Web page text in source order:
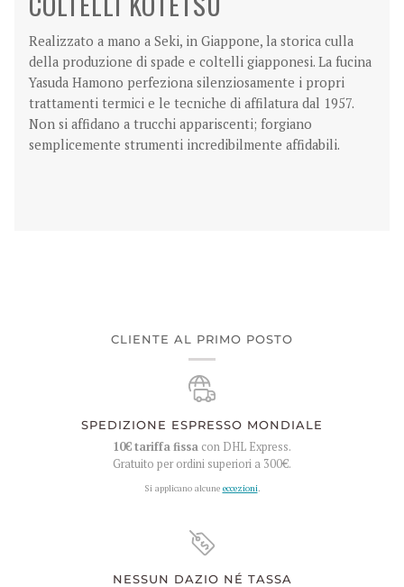
Realizzato a mano a Seki, in Giappone, la storica culla
della produzione di spade e coltelli giapponesi. La fucina
Yasuda Hamono perfeziona silenziosamente i propri
trattamenti termici e le tecniche di affilatura dal 1957.
Non si affidano a trucchi appariscenti; forgiano
semplicemente strumenti incredibilmente affidabili.
CLIENTE AL PRIMO POSTO
SPEDIZIONE ESPRESSO MONDIALE
10€tariffa fissa con DHL Express.
Gratuito per ordini superiori a 300€.
Si applicano alcune eccezioni.
NESSUN DAZIO NÉ TASSA